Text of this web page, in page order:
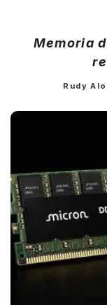
Memoria
Posted
Rudy